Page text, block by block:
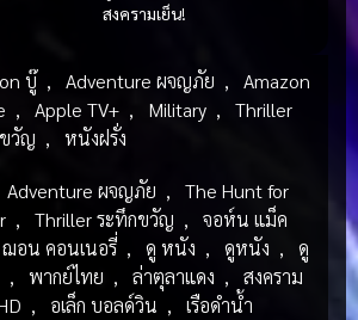
สงครามเย็น!
บู๊ , Adventure ผจญภัย ,
Amazon
, Apple TV+ , Military ,
Thriller
วัญ , หนังฝรั่ง
Adventure ผจญภัย ,
The Hunt for
, Thriller ระทึกขวัญ ,
จอห์น แม็ค
ฌอน คอนเนอรี่ , ดู หนัง , ดูหนัง ,
ดู
, พากย์ไทย , ล่าตุลาแดง ,
สงคราม
, อเล็ก บอลด์วิน ,
เรือดำน้ำ